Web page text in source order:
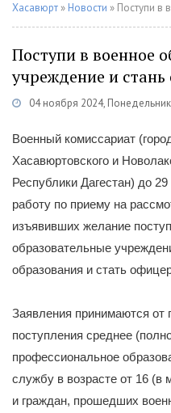
Хасавюрт » Новости » Поступи в
Поступи в военное
учреждение и
04 ноября 2024, Понедельник
Военный комиссариат
Хасавюртовского и
Республики Дагестан) до
работу по приему на
изъявивших желание
образовательные
образования и стать
Заявления принимаются
поступления среднее
профессиональное
службу в возрасте от 16 (в
и граждан, прошедших